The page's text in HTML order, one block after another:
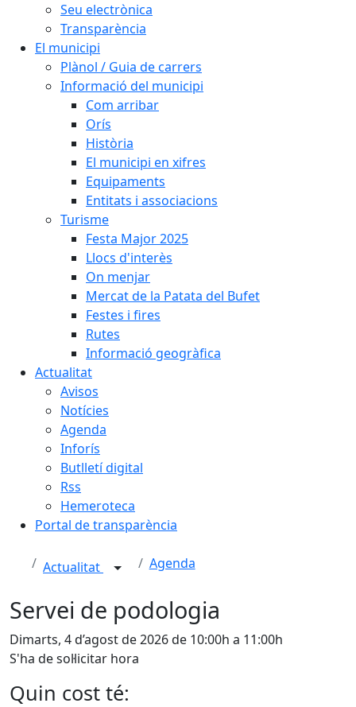
Seu electrònica
Transparència
El municipi
Plànol / Guia de carrers
Informació del municipi
Com arribar
Orís
Història
El municipi en xifres
Equipaments
Entitats i associacions
Turisme
Festa Major 2025
Llocs d'interès
On menjar
Mercat de la Patata del Bufet
Festes i fires
Rutes
Informació geogràfica
Actualitat
Avisos
Notícies
Agenda
Inforís
Butlletí digital
Rss
Hemeroteca
Portal de transparència
Actualitat Agenda
Servei de podologia
Dimarts, 4 d’agost de 2026 de 10:00h a 11:00h
S'ha de sol·licitar hora
Quin cost té: